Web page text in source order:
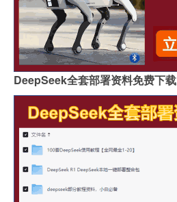
DeepSeek全套部署资料免费下载